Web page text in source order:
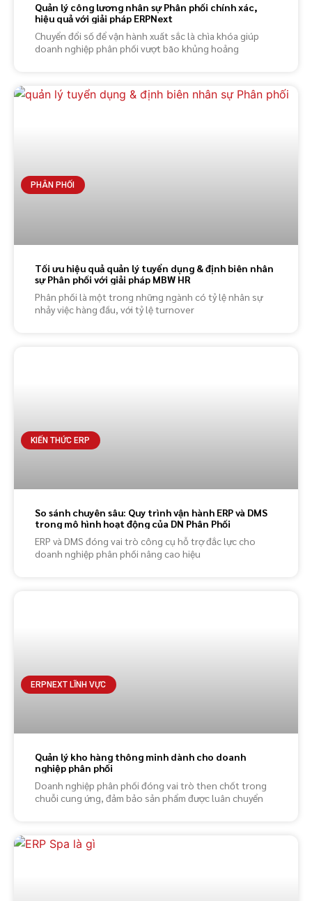
Quản lý công lương nhân sự Phân phối chính xác,
hiệu quả với giải pháp ERPNext
Chuyển đổi số để vận hành xuất sắc là chìa khóa giúp
doanh nghiệp phân phối vượt bão khủng hoảng
PHÂN PHỐI
Tối ưu hiệu quả quản lý tuyển dụng & định biên nhân
sự Phân phối với giải pháp MBW HR
Phân phối là một trong những ngành có tỷ lệ nhân sự
nhảy việc hàng đầu, với tỷ lệ turnover
KIẾN THỨC ERP
So sánh chuyên sâu: Quy trình vận hành ERP và DMS
trong mô hình hoạt động của DN Phân Phối
ERP và DMS đóng vai trò công cụ hỗ trợ đắc lực cho
doanh nghiệp phân phối nâng cao hiệu
ERPNEXT LĨNH VỰC
Quản lý kho hàng thông minh dành cho doanh
nghiệp phân phối
Doanh nghiệp phân phối đóng vai trò then chốt trong
chuỗi cung ứng, đảm bảo sản phẩm được luân chuyển